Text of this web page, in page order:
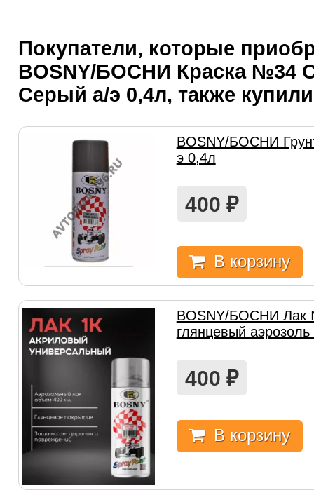
Покупатели, которые
BOSNY/БОСНИ Краска №34
Серый а/э 0,4л, также купили
BOSNY/БОСНИ
э 0,4л
400 ₽
В корзину
BOSNY/БОСНИ Лак
глянцевый аэрозоль
400 ₽
В корзину